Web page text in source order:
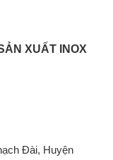
XUẤT INOX
Đài, Huyện